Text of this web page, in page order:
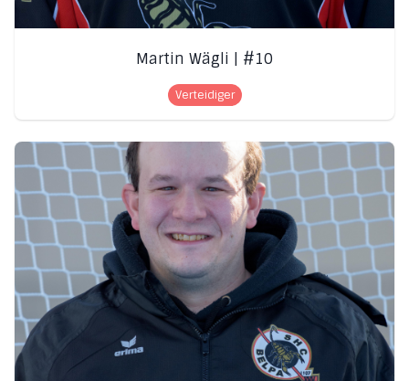
Martin Wägli | #10
Verteidiger